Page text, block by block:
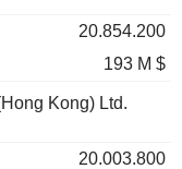
20.854.200
193 M $
Kong) Ltd.
20.003.800